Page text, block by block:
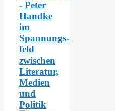
- Peter
Handke
im
Spannungs­
feld
zwischen
Literatur,
Medien
und
Politik